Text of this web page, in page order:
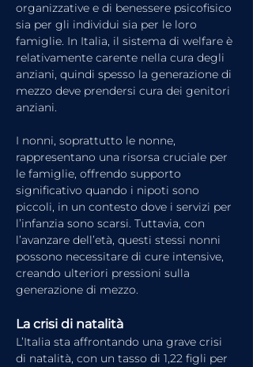
organizzative e di benessere psicofisico
sia per gli individui sia per le loro
famiglie. In Italia, il sistema di welfare è
relativamente carente nella cura degli
anziani, quindi spesso la generazione di
mezzo deve prendersi cura dei genitori
anziani.
I nonni, soprattutto le nonne,
rappresentano una risorsa cruciale per
le famiglie, offrendo supporto
significativo quando i nipoti sono
piccoli, in un contesto dove i servizi per
l’infanzia sono scarsi. Tuttavia, con
l’avanzare dell’età, questi stessi nonni
possono necessitare di cure intensive,
creando ulteriori pressioni sulla
generazione di mezzo.
La crisi di natalità
L’Italia sta affrontando una grave crisi
di natalità, con un tasso di 1,22 figli per